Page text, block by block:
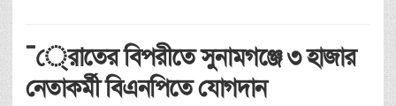
¯্রােতের বিপরীতে সুনামগঞ্জে ৩ হাজার
নেতাকর্মী বিএনপিতে যোগদান